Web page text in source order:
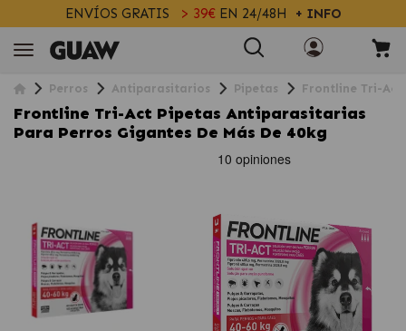
ENVÍOS GRATIS > 39€EN 24/48H + INFO
Perros Antiparasitarios Pipetas Frontline Tri-Act
Frontline Tri-Act Pipetas Antiparasitarias
Para Perros Gigantes De Más De 40kg